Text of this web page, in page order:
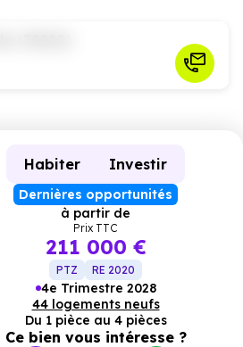
(78210)
Habiter Investir
Dernières opportunités
à partir de
Prix TTC
211 000 €
PTZ RE 2020
4e Trimestre 2028
44 logements neufs
Du 1 pièce au 4 pièces
Ce bien vous intéresse ?